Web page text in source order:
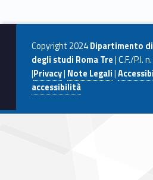
e o
o
k
vi
di
Copyright 2024Dipartimento
degli studi Roma Tre| C.F./P.I.
|Privacy| Note Legali|
accessibilità